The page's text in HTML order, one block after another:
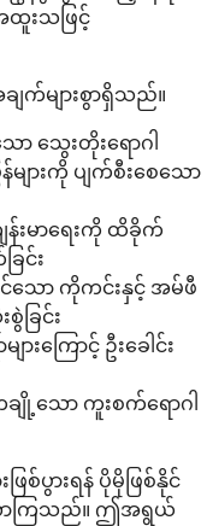
ထူးသဖြင့်
က်များစွာရှိသည်။
ာ သွေးတိုးရောဂါ
ျားကို ပျက်စီးစေသော
ျန်းမာရေးကို ထိခိုက်
င်း
သော ကိုကင်းနှင့် အမ်ဖီ
ခြင်း
ကြောင့် ဦးခေါင်း
ချို့သော ကူးစက်ရောဂါ
စ်ပွားရန် ပိုမိုဖြစ်နိုင်
းလာကြသည်။ ဤအရွယ်